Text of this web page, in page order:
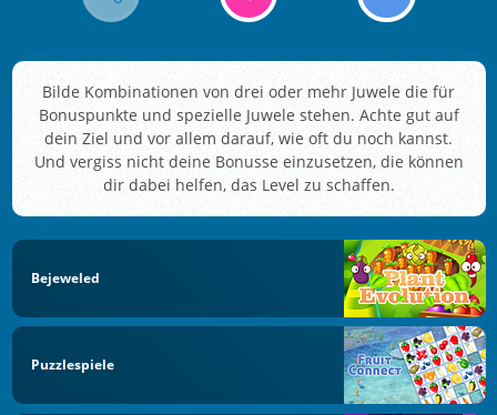
Bilde Kombinationen von drei oder mehr Juwele die für
Bonuspunkte und spezielle Juwele stehen. Achte gut auf
dein Ziel und vor allem darauf, wie oft du noch kannst.
Und vergiss nicht deine Bonusse einzusetzen, die können
dir dabei helfen, das Level zu schaffen.
Bejeweled
Puzzlespiele